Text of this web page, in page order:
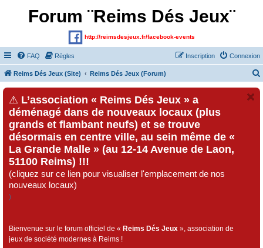
Forum ¨Reims Dés Jeux¨
http://reimsdesjeux.fr/facebook-events
FAQ Règles Connexion
Inscription
Reims Dés Jeux (Site) Reims Dés Jeux (Forum)
⚠ L’association « Reims Dés Jeux » a
déménagé dans de nouveaux locaux (plus
grands et flambant neufs) et se trouve
désormais en centre ville, au sein même de «
La Grande Malle » (au 12-14 Avenue de Laon,
51100 Reims) !!!
(cliquez sur ce lien pour visualiser l'emplacement de nos
nouveaux locaux)
)
Bienvenue sur le forum officiel de « Reims Dés Jeux », association de
jeux de société modernes à Reims !